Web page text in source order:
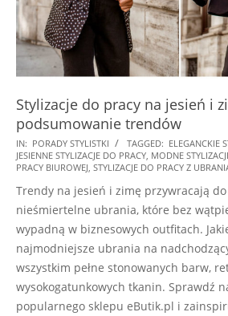
Stylizacje do pracy na jesień i
podsumowanie trendów
2025-
10-
IN: PORADY STYLISTKI TAGGED: ELEGANCKIE
JESIENNE STYLIZACJE DO PRACY MODNE
PRACY BIUROWEJ STYLIZACJE DO PRACY Z
Trendy na jesień i zimę przywracają
nieśmiertelne ubrania, które bez
wypadną w biznesowych outfitach.
najmodniejsze ubrania na
wszystkim pełne stonowanych barw,
wysokogatunkowych tkanin. Sprawdź
popularnego sklepu eButik.pl i